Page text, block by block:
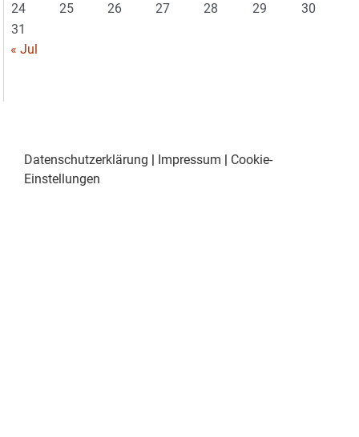
24
25 26 27 28 29
30
31
« Jul
Datenschutzerklärung Impressum
Cookie-
Einstellungen